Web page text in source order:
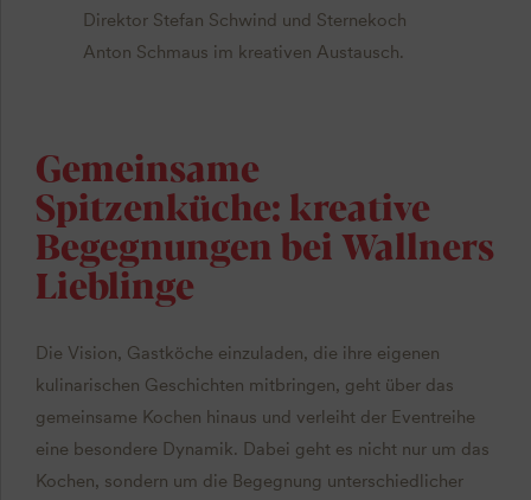
Direktor Stefan Schwind und Sternekoch
Anton Schmaus im kreativen Austausch.
Gemeinsame
Spitzenküche: kreative
Begegnungen bei Wallners
Lieblinge
Die Vision, Gastköche einzuladen, die ihre eigenen
kulinarischen Geschichten mitbringen, geht über das
gemeinsame Kochen hinaus und verleiht der Eventreihe
eine besondere Dynamik. Dabei geht es nicht nur um das
Kochen, sondern um die Begegnung unterschiedlicher